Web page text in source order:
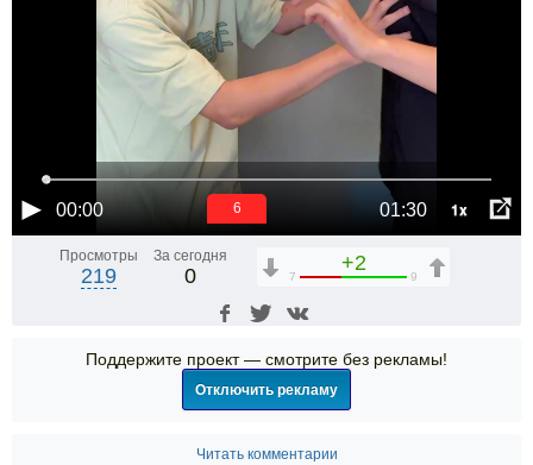
00:00 01:30 1x
6
Просмотры
219
За сегодня
0
+2
7 9
Поддержите проект — смотрите без рекламы!
Отключить рекламу
Читать комментарии